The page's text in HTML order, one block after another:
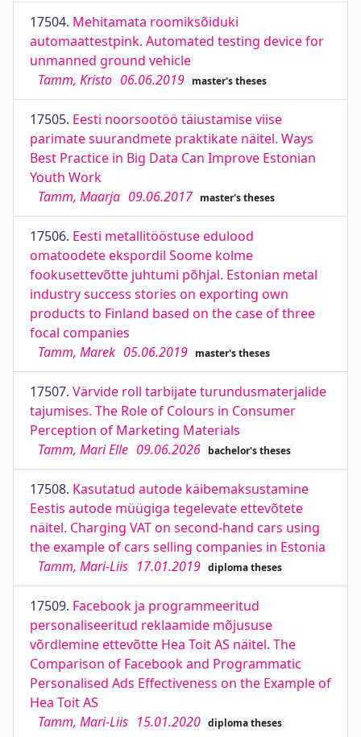
17504. Mehitamata roomiksõiduki
automaattestpink. Automated testing device for
unmanned ground vehicle
Tamm, Kristo 06.06.2019 master's theses
17505. Eesti noorsootöö täiustamise viise
parimate suurandmete praktikate näitel. Ways
Best Practice in Big Data Can Improve Estonian
Youth Work
Tamm, Maarja 09.06.2017 master's theses
17506. Eesti metallitööstuse edulood
omatoodete ekspordil Soome kolme
fookusettevõtte juhtumi põhjal. Estonian metal
industry success stories on exporting own
products to Finland based on the case of three
focal companies
Tamm, Marek 05.06.2019 master's theses
17507. Värvide roll tarbijate turundusmaterjalide
tajumises. The Role of Colours in Consumer
Perception of Marketing Materials
Tamm, Mari Elle 09.06.2026 bachelor's theses
17508. Kasutatud autode käibemaksustamine
Eestis autode müügiga tegelevate ettevõtete
näitel. Charging VAT on second-hand cars using
the example of cars selling companies in Estonia
Tamm, Mari-Liis 17.01.2019 diploma theses
17509. Facebook ja programmeeritud
personaliseeritud reklaamide mõjususe
võrdlemine ettevõtte Hea Toit AS näitel. The
Comparison of Facebook and Programmatic
Personalised Ads Effectiveness on the Example of
Hea Toit AS
Tamm, Mari-Liis 15.01.2020 diploma theses